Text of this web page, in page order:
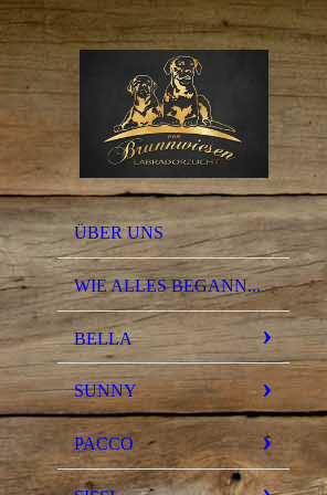
ÜBER UNS
WIE ALLES BEGANN...
BELLA
SUNNY
PACCO